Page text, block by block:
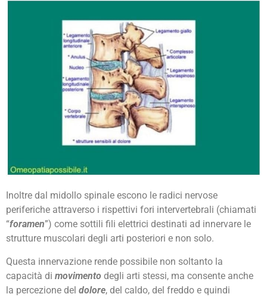
Inoltre dal midollo spinale escono le radici nervose
periferiche attraverso i rispettivi fori intervertebrali (chiamati
“foramen”) come sottili fili elettrici destinati ad innervare le
strutture muscolari degli arti posteriori e non solo.
Questa innervazione rende possibile non soltanto la
capacità di movimento degli arti stessi, ma consente anche
la percezione del dolore, del caldo, del freddo e quindi